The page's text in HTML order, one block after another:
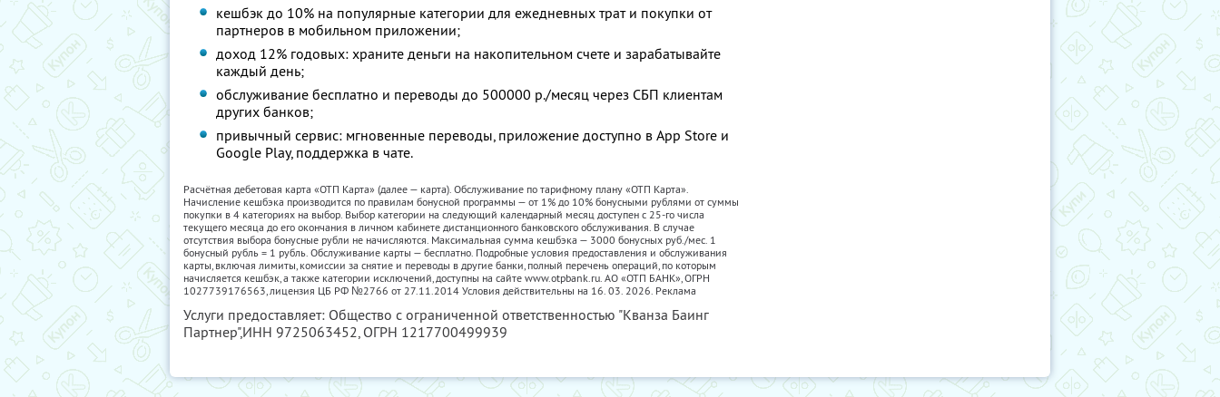
кешбэк до 10% на популярные категории для ежедневных трат и покупки от
партнеров в мобильном приложении;
доход 12% годовых: храните деньги на накопительном счете и зарабатывайте
каждый день;
обслуживание бесплатно и переводы до 500000 р./месяц через СБП клиентам
других банков;
привычный сервис: мгновенные переводы, приложение доступно в App Store и
Google Play, поддержка в чате.
Расчётная дебетовая карта «ОТП Карта» (далее — карта). Обслуживание по тарифному плану «ОТП Карта».
Начисление кешбэка производится по правилам бонусной программы — от 1% до 10% бонусными рублями от суммы
покупки в 4 категориях на выбор. Выбор категории на следующий календарный месяц доступен с 25-го числа
текущего месяца до его окончания в личном кабинете дистанционного банковского обслуживания. В случае
отсутствия выбора бонусные рубли не начисляются. Максимальная cумма кешбэка — 3000 бонусных руб./мес. 1
бонусный рубль = 1 рубль. Обслуживание карты — бесплатно. Подробные условия предоставления и обслуживания
карты, включая лимиты, комиссии за снятие и переводы в другие банки, полный перечень операций, по которым
начисляется кешбэк, а также категории исключений, доступны на сайте www.otpbank.ru. АО «ОТП БАНК», ОГРН
1027739176563, лицензия ЦБ РФ №2766 от 27.11.2014 Условия действительны на 16. 03. 2026. Реклама
Услуги предоставляет: Общество с ограниченной ответственностью "Кванза Баинг
Партнер",ИНН 9725063452, ОГРН 1217700499939